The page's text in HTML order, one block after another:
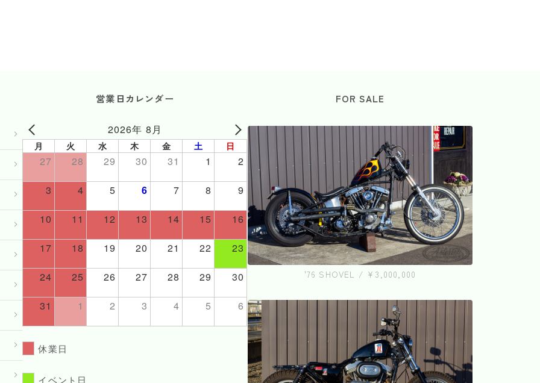
営業日カレンダー
2026年 8月
月 火 水 木 金 土 日
27 28 29 30 31 1 2
3 4 5 6 7 8 9
10 11 12 13 14 15 16
17 18 19 20 21 22 23
24 25 26 27 28 29 30
31 1 2 3 4 5 6
休業日
イベント日
FOR SALE
'76 SHOVEL / ¥3,000,000